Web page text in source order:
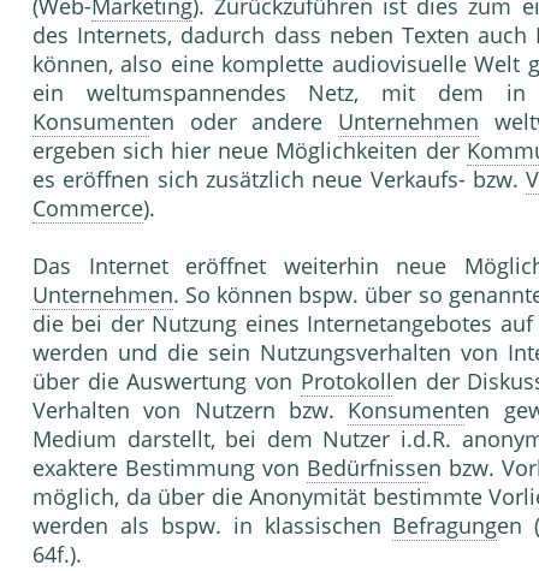
(Web-Marketing). Zurückzuführen ist dies zum
des Internets, dadurch dass neben Texten
können, also eine komplette audiovisuelle Welt
ein weltumspannendes Netz, mit dem in
Konsumenten oder andere Unternehmen
ergeben sich hier neue Möglichkeiten der
es eröffnen sich zusätzlich neue Verkaufs- bzw.
Commerce).
Das Internet eröffnet weiterhin neue
Unternehmen. So können bspw. über so
die bei der Nutzung eines Internetangebotes
werden und die sein Nutzungsverhalten von
über die Auswertung von Protokollen der
Verhalten von Nutzern bzw. Konsumenten
Medium darstellt, bei dem Nutzer i.d.R.
exaktere Bestimmung von Bedürfnissen bzw.
möglich, da über die Anonymität bestimmte
werden als bspw. in klassischen Befragungen
64f.).